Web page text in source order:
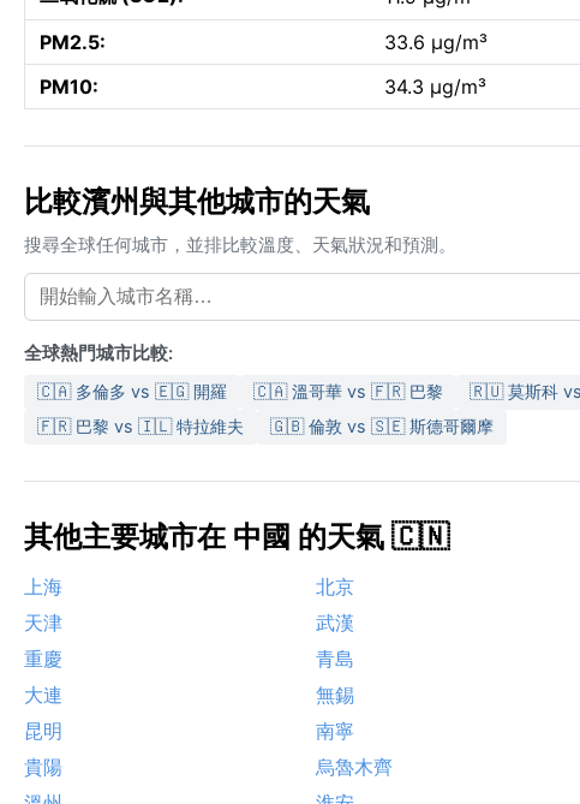
PM2.5:
33.6 µg/m³
PM10:
34.3 µg/m³
比較濱州與其他城市的天氣
搜尋全球任何城市，並排比較溫度、天氣狀況和預測。
全球熱門城市比較:
🇨🇦 多倫多 vs 🇪🇬 開羅 🇨🇦 溫哥華 vs 🇫🇷 巴黎 🇷🇺 莫斯科
🇫🇷 巴黎 vs 🇮🇱 特拉維夫
🇬🇧 倫敦 vs 🇸🇪 斯德哥爾摩
其他主要城市在 中國 的天氣 🇨🇳
上海 北京
天津
武漢
重慶
青島
大連
無錫
昆明
南寧
貴陽
烏魯木齊